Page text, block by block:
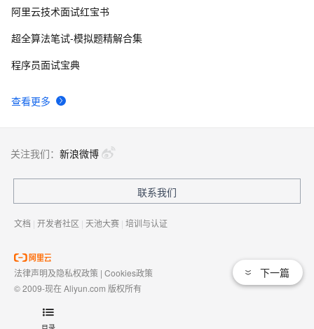
查看更多
阿里云技术面试红宝书
超全算法笔试-模拟题精解合集
程序员面试宝典
下一篇
关注我们： 新浪微博
联系我们
文档 | 开发者社区 | 天池大赛 | 培训与认证
法律声明及隐私权政策 | Cookies政策
© 2009-现在 Aliyun.com 版权所有
域名注册服务机构许可：